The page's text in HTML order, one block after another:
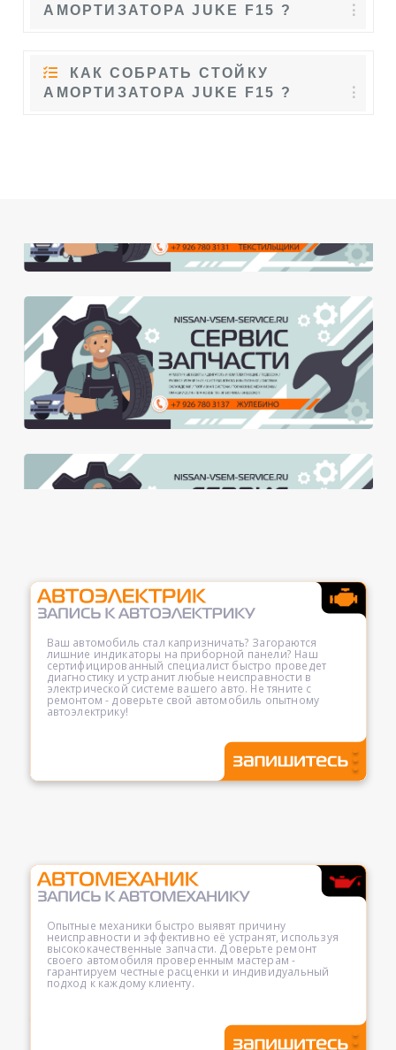
АМОРТИЗАТОРА JUKE F15 ?
КАК СОБРАТЬ СТОЙКУ
АМОРТИЗАТОРА JUKE F15 ?
Ваш автомобиль стал капризничать? Загораются
лишние индикаторы на приборной панели? Наш
сертифицированный специалист быстро проведет
диагностику и устранит любые неисправности в
электрической системе вашего авто. Не тяните с
ремонтом - доверьте свой автомобиль опытному
автоэлектрику!
Опытные механики быстро выявят причину
неисправности и эффективно её устранят, используя
высококачественные запчасти. Доверьте ремонт
своего автомобиля проверенным мастерам -
гарантируем честные расценки и индивидуальный
подход к каждому клиенту.